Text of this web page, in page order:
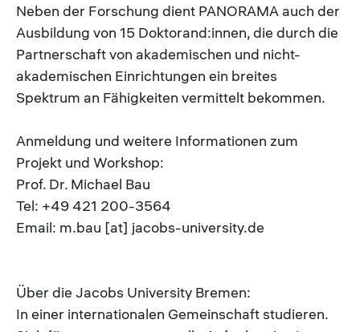
Neben der Forschung dient PANORAMA auch der
Ausbildung von 15 Doktorand:innen, die durch die
Partnerschaft von akademischen und nicht-
akademischen Einrichtungen ein breites
Spektrum an Fähigkeiten vermittelt bekommen.
Anmeldung und weitere Informationen zum
Projekt und Workshop:
Prof. Dr. Michael Bau
Tel: +49 421 200-3564
Email: m.bau [at] jacobs-university.de
Über die Jacobs University Bremen:
In einer internationalen Gemeinschaft studieren.